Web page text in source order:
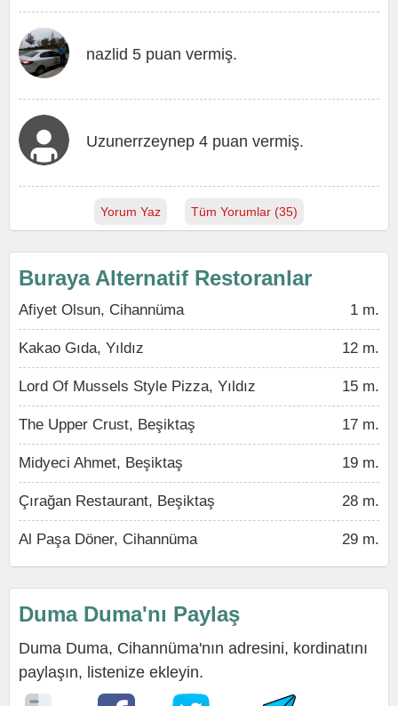
nazlid 5 puan vermiş.
Uzunerrzeynep 4 puan vermiş.
Yorum Yaz Tüm Yorumlar (35)
Buraya Alternatif Restoranlar
Afiyet Olsun, Cihannüma 1 m.
Kakao Gıda, Yıldız 12 m.
Lord Of Mussels Style Pizza, Yıldız 15 m.
The Upper Crust, Beşiktaş 17 m.
Midyeci Ahmet, Beşiktaş 19 m.
Çırağan Restaurant, Beşiktaş 28 m.
Al Paşa Döner, Cihannüma 29 m.
Duma Duma'nı Paylaş
Duma Duma, Cihannüma'nın adresini, kordinatını
paylaşın, listenize ekleyin.